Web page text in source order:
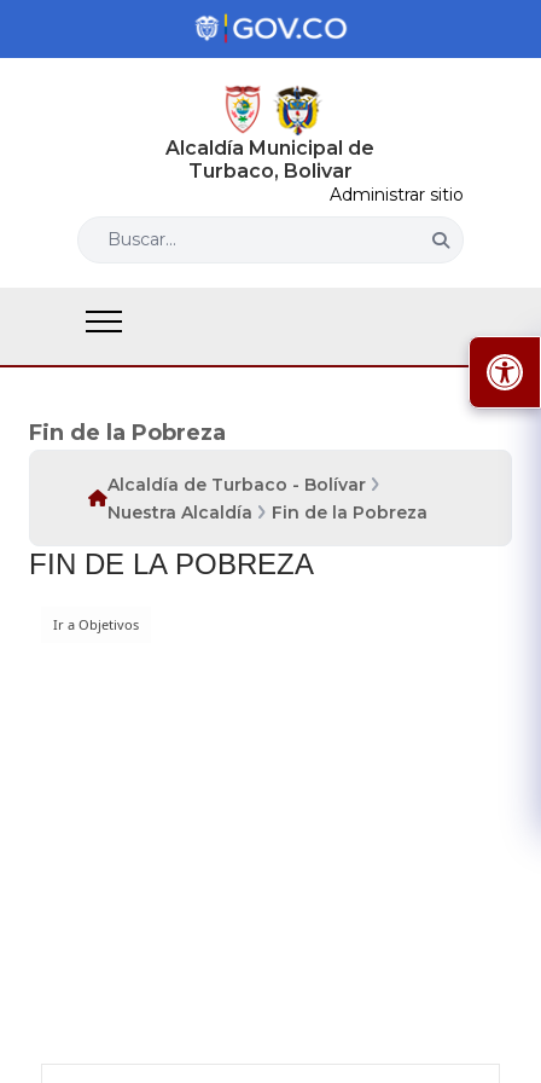
Alcaldía Municipal de
Turbaco, Bolivar
Administrar sitio
Buscar...
Fin de la Pobreza
Alcaldía de Turbaco - Bolívar
Nuestra Alcaldía
Fin de la Pobreza
FIN DE LA POBREZA